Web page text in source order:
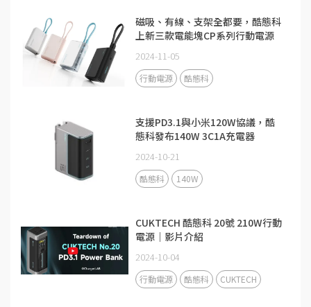
磁吸、有線、支架全都要，酷態科
上新三款電能塊CP系列行動電源
2024-11-05
行動電源 酷態科
支援PD3.1與小米120W協議，酷
態科發布140W 3C1A充電器
2024-10-21
酷態科 140W
CUKTECH 酷態科 20號 210W行動
電源｜影片介紹
2024-10-04
行動電源 酷態科 CUKTECH